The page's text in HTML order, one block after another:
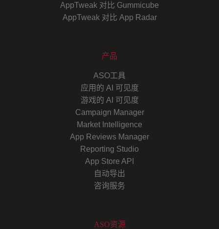
AppTweak 对比 Gummicube
AppTweak 对比 App Radar
产品
ASO工具
应用的 AI 可见度
游戏的 AI 可见度
Campaign Manager
Market Intelligence
App Reviews Manager
Reporting Studio
App Store API
自动导出
咨询服务
ASO资源